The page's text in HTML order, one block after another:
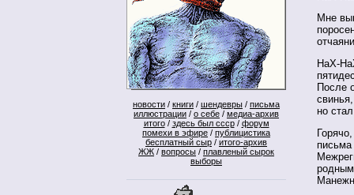
новости / книги / шендевры / письма
иллюстрации / о себе / медиа-архив
итого/ здесь был ссср/ форум
помехи в эфире / публицистика
бесплатный сыр / итого-архив
ЖЖ / вопросы / плавленый сырок
выборы
Мне
НаХ-
После
но
письма
родным